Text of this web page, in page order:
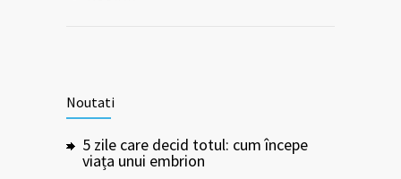
Noutati
5 zile care decid totul: cum începe
viața unui embrion